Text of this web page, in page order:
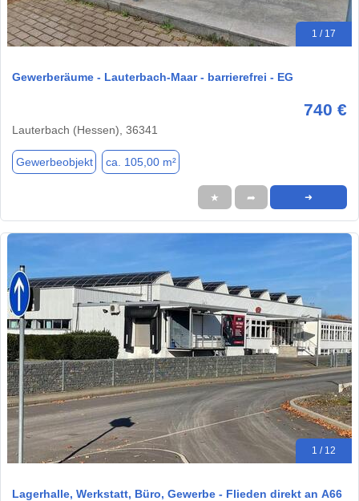
1 / 17
Gewerberäume - Lauterbach-Maar - barrierefrei - EG
740 €
Lauterbach (Hessen), 36341
Gewerbeobjekt ca. 105,00 m²
★ ➦ ➜
1 / 12
Lagerhalle, Werkstatt, Büro, Gewerbe - Flieden direkt an A66